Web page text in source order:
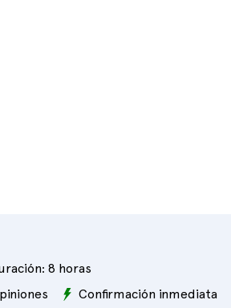
8 horas
Confirmación inmediata